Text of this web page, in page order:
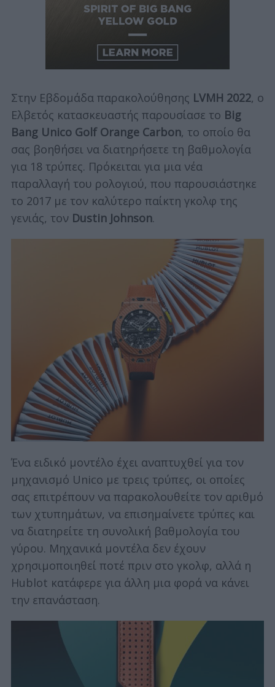
Στην Εβδομάδα παρακολούθησης LVMH 2022, ο
Ελβετός κατασκευαστής παρουσίασε το Big
Bang Unico Golf Orange Carbon, το οποίο θα
σας βοηθήσει να διατηρήσετε τη βαθμολογία
για 18 τρύπες. Πρόκειται για μια νέα
παραλλαγή του ρολογιού, που παρουσιάστηκε
το 2017 με τον καλύτερο παίκτη γκολφ της
γενιάς, τον Dustin Johnson.
Ένα ειδικό μοντέλο έχει αναπτυχθεί για τον
μηχανισμό Unico με τρεις τρύπες, οι οποίες
σας επιτρέπουν να παρακολουθείτε τον αριθμό
των χτυπημάτων, να επισημαίνετε τρύπες και
να διατηρείτε τη συνολική βαθμολογία του
γύρου. Μηχανικά μοντέλα δεν έχουν
χρησιμοποιηθεί ποτέ πριν στο γκολφ, αλλά η
Hublot κατάφερε για άλλη μια φορά να κάνει
την επανάσταση.